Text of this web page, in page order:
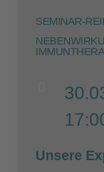
SEMINAR-
Unsere